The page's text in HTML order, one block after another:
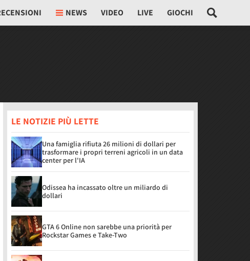
NEWS VIDEO LIVE GIOCHI
LE NOTIZIE PIÙ LETTE
Una famiglia rifiuta 26 milioni di dollari per
trasformare i propri terreni agricoli in un data
center per l'IA
Odissea ha incassato oltre un miliardo di
dollari
GTA 6 Online non sarebbe una priorità per
Rockstar Games e Take-Two